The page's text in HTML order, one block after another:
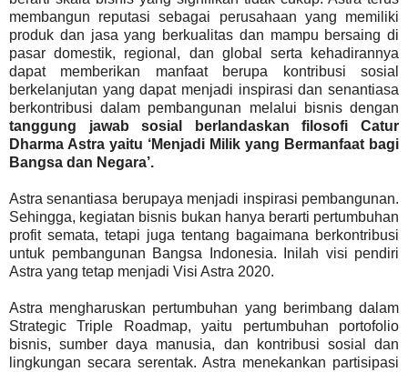
membangun reputasi sebagai perusahaan yang memiliki
produk dan jasa yang berkualitas dan mampu bersaing di
pasar domestik, regional, dan global serta kehadirannya
dapat memberikan manfaat berupa kontribusi sosial
berkelanjutan yang dapat menjadi inspirasi dan senantiasa
berkontribusi dalam pembangunan melalui bisnis dengan
tanggung jawab sosial berlandaskan filosofi Catur
Dharma Astra yaitu ‘Menjadi Milik yang Bermanfaat bagi
Bangsa dan Negara’.
Astra senantiasa berupaya menjadi inspirasi pembangunan.
Sehingga, kegiatan bisnis bukan hanya berarti pertumbuhan
profit semata, tetapi juga tentang bagaimana berkontribusi
untuk pembangunan Bangsa Indonesia. Inilah visi pendiri
Astra yang tetap menjadi Visi Astra 2020.
Astra mengharuskan pertumbuhan yang berimbang dalam
Strategic Triple Roadmap, yaitu pertumbuhan portofolio
bisnis, sumber daya manusia, dan kontribusi sosial dan
lingkungan secara serentak. Astra menekankan partisipasi